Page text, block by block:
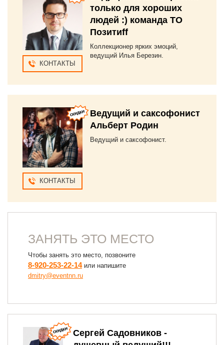
КОНТАКТЫ
только для хороших
людей :) команда ТО
Позитиff
Коллекционер ярких эмоций,
ведущий Илья Березин.
КОНТАКТЫ
Ведущий и саксофонист
Альберт Родин
Ведущий и саксофонист.
ЗАНЯТЬ ЭТО МЕСТО
Чтобы занять это место, позвоните
8-920-253-22-14или напишите
dmitry@eventnn.ru
Сергей Садовников -